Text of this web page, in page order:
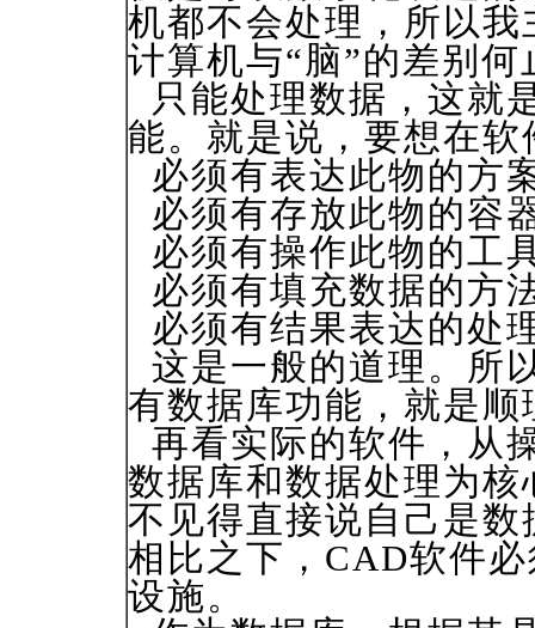
机都不会处理，所以
计算机与“脑”的差别何
只能处理数据，这就
能。就是说，要想在
必须有表达此物的方
必须有存放此物的容
必须有操作此物的工
必须有填充数据的方
必须有结果表达的处
这是一般的道理。所
有数据库功能，就是
再看实际的软件，从
数据库和数据处理为
不见得直接说自己是
相比之下，CAD软件
设施。